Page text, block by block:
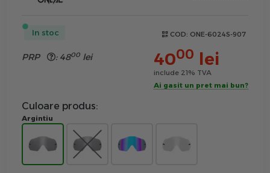
In stoc COD: ONE-6024S-907
PRP : 4800 lei 4000 lei
include 21% TVA
Ai gasit un pret mai bun?
Culoare produs:
Argintiu